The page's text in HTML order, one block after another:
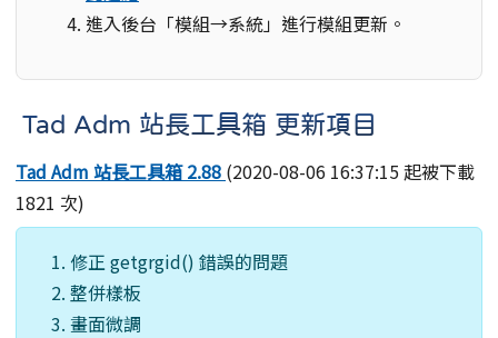
進入後台「模組→系統」進行模組更新。
Tad Adm 站長工具箱 更新項目
Tad Adm 站長工具箱 2.88 (2020-08-06 16:37:15 起被下載
1821 次)
修正 getgrgid() 錯誤的問題
整併樣板
畫面微調